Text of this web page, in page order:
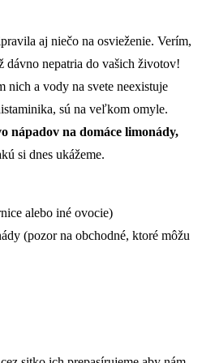
aj niečo na osvieženie. Verím,
dávno nepatria do vašich životov!
nich a vody na svete neexistuje
sú na veľkom omyle.
nápadov na domáce limonády,
si dnes ukážeme.
alebo iné ovocie)
(pozor na obchodné, ktoré môžu